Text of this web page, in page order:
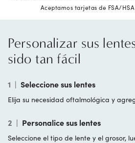
Aceptamos tarjetas de FSA/
Personalizar sus
sido tan fácil
1 | Seleccione sus lentes
Elija su necesidad oftalmológica y
2 | Personalice sus lentes
Seleccione el tipo de lente y el grosor,